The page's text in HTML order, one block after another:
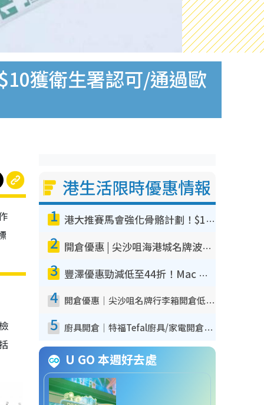
獲衛生署認可/通過歐
港生活限時優惠情報
1 港大推賽馬會強化骨骼計劃！$100骨質密度X光檢查 完成免費運動訓練送超市禮券！附參加資格
2 開倉優惠 | 尖沙咀海港城名牌波鞋開倉低至1折！On鞋$899起／Joy&Peace鞋履$98起
3 豐澤優惠勁減低至44折！Mac mini/iPhone17Pro大減價！廚房家電$220起
4 開倉優惠｜尖沙咀名牌行李箱開倉低至4折！一連5日 American Tourister/ace./Hallmark $200起！
5 廚具開倉｜特福Tefal廚具/家電開倉低至3折！$220起買平底鍋/炒鑊/湯煲！電飯煲/吸塵機/燙斗$418起
U GO 本週好去處